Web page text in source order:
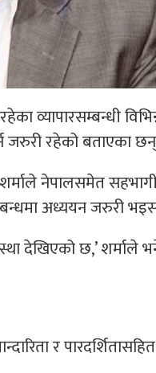
व्यापारसम्बन्धी विभिन्न
जरुरी रहेको बताएका
नेपालसमेत सहभागी
अध्ययन जरुरी
देखिएको छ,’ शर्माले
र